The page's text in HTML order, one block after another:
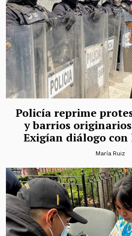
Policía reprime
y barrios
Exigían diálogo
María Ruiz